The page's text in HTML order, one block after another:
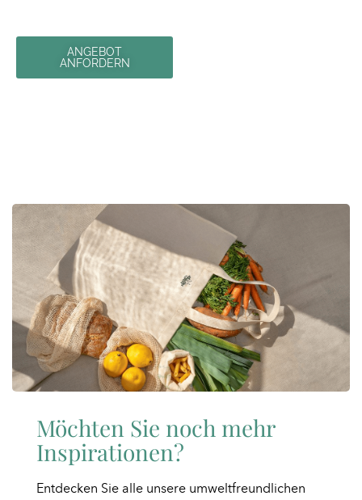
ANGEBOT
ANFORDERN
Möchten Sie noch mehr
Inspirationen?
Entdecken Sie alle unsere umweltfreundlichen